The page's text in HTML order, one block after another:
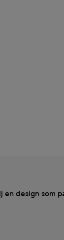
en design som